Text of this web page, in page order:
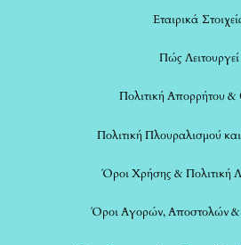
Εταιρικά
Πώς Λειτουργεί
Πολιτική Απορρήτου &
Πολιτική Πλουραλισμού
Όροι Χρήσης & Πολιτική
Όροι Αγορών, Αποστολών